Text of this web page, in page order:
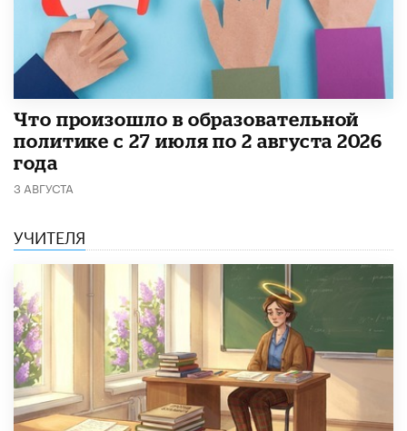
​Что произошло в образовательной
политике с 27 июля по 2 августа 2026
года
3 АВГУСТА
УЧИТЕЛЯ